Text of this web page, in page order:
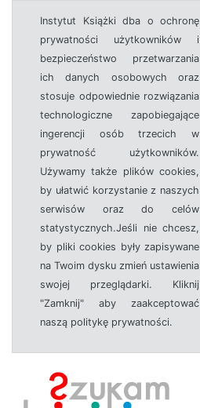
Instytut Książki dba o ochronę
prywatności użytkowników i
bezpieczeństwo przetwarzania
ich danych osobowych oraz
stosuje odpowiednie rozwiązania
technologiczne zapobiegające
ingerencji osób trzecich w
prywatność użytkowników.
Używamy także plików cookies,
by ułatwić korzystanie z naszych
serwisów oraz do celów
statystycznych.Jeśli nie chcesz,
by pliki cookies były zapisywane
na Twoim dysku zmień ustawienia
swojej przeglądarki. Kliknij
"Zamknij" aby zaakceptować
naszą politykę prywatności.